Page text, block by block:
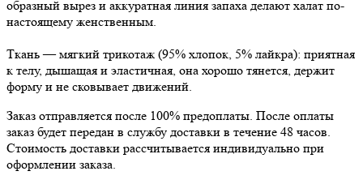
образный вырез и аккуратная линия запаха делают халат по-
настоящему женственным.
Ткань — мягкий трикотаж (95% хлопок, 5% лайкра): приятная
к телу, дышащая и эластичная, она хорошо тянется, держит
форму и не сковывает движений.
Заказ отправляется после 100% предоплаты. После оплаты
заказ будет передан в службу доставки в течение 48 часов.
Стоимость доставки рассчитывается индивидуально при
оформлении заказа.